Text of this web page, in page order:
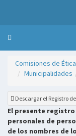
Comisiones de
Municipalidades
Descargar el Registro
El presente
personales de
de los nombres de